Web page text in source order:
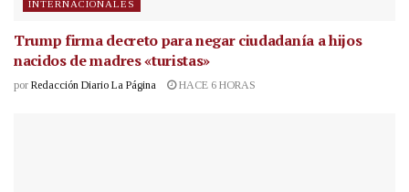
INTERNACIONALES
Trump firma decreto para negar ciudadanía a hijos
nacidos de madres «turistas»
por Redacción Diario La Página HACE 6 HORAS